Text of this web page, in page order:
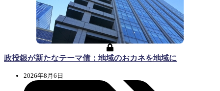
政投銀が新たなテーマ債：地域のおカネを地域に
2026年8月6日